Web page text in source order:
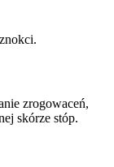
zrogowaceń,
skórze stóp.